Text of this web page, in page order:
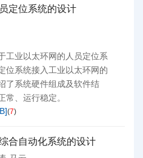
定位系统的设计
工业以太环网的人员定位系
位系统接入工业以太环网的
了系统硬件组成及软件结
常、运行稳定。
](7)
合自动化系统的设计